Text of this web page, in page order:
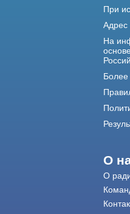
При
Адрес
На
О
О